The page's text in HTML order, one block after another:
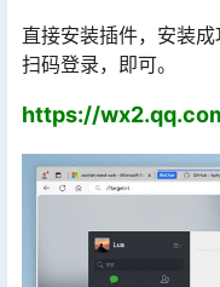
直接安装插件，安装
扫码登录，即可。
https://